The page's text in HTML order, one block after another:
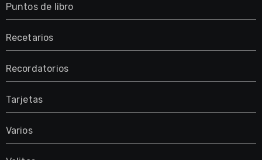
Puntos de libro
Recetarios
Recordatorios
Tarjetas
Varios